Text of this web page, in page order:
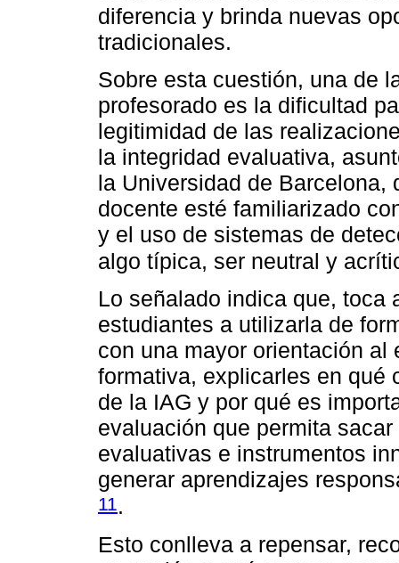
diferencia y brinda nuevas
tradicionales.
Sobre esta cuestión, una de
profesorado es la dificultad
legitimidad de las
la integridad evaluativa,
la Universidad de Barcelona,
docente esté familiarizado
y el uso de sistemas de
algo típica, ser neutral y
Lo señalado indica que, toca
estudiantes a utilizarla de
con una mayor orientación
formativa, explicarles en qué
de la IAG y por qué es
evaluación que permita
evaluativas e instrumentos
generar aprendizajes
11 .
Esto conlleva a repensar,